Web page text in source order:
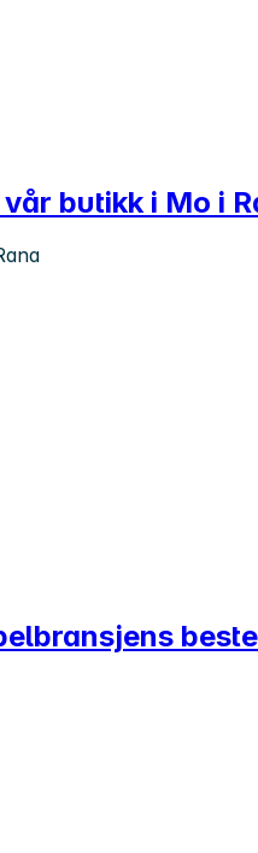
vår butikk i Mo i